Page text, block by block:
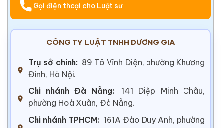
Gọi điện thoại cho Luật sư
CÔNG TY LUẬT TNHH DƯƠNG GIA
Trụ sở chính: 89 Tô Vĩnh Diện, phường Khương
Đình, Hà Nội.
Chi nhánh Đà Nẵng:
141 Diệp Minh Châu,
phường Hoà Xuân, Đà Nẵng.
Chi nhánh TPHCM: 161A Đào Duy Anh, phường